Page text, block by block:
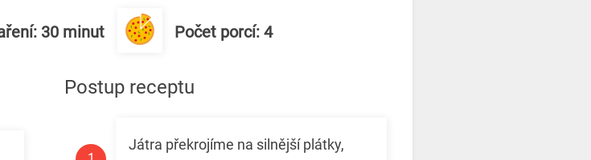
30 minut Počet porcí: 4
Postup receptu
Játra překrojíme na silnější plátky,